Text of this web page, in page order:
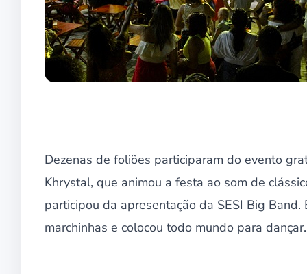
Dezenas de foliões participaram do evento
Khrystal, que animou a festa ao som de
participou da apresentação da SESI Big
marchinhas e colocou todo mundo para dançar.